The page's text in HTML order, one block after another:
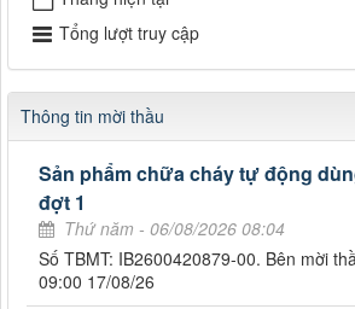
Tổng lượt truy cập
Thông tin mời thầu
Sản phẩm chữa cháy tự động
đợt 1
Thứ năm - 06/08/2026 08:04
Số TBMT: IB2600420879-00. Bên mời
09:00 17/08/26